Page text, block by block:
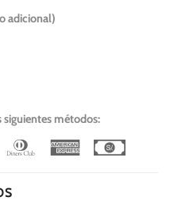
adicional)
siguientes métodos:
Dinners
American